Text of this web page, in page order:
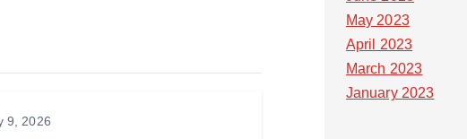
9, 2026
May 2023
April 2023
March 2023
January 2023